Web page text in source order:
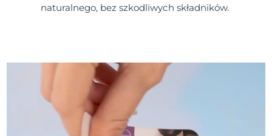
naturalnego, bez szkodliwych składników.
Portoryko
Katar
Oczekiwany czas dostawy